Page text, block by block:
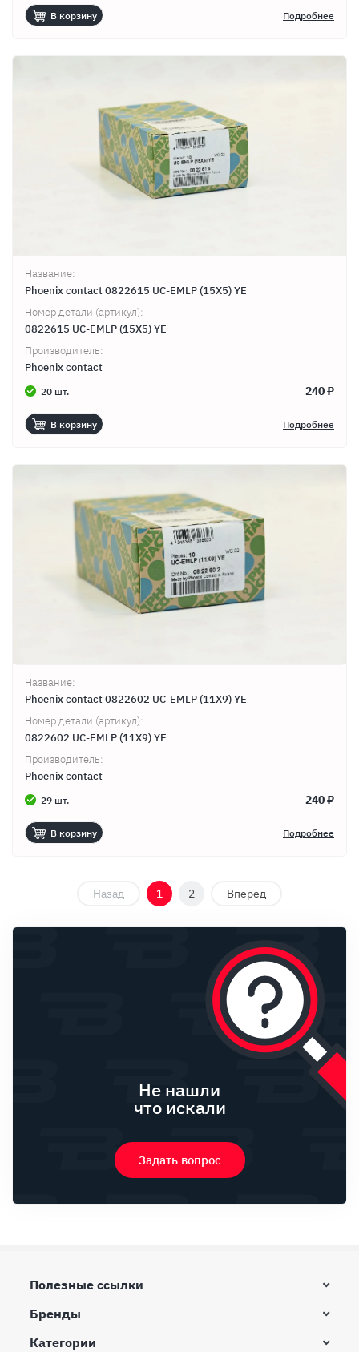
В корзину Подробнее
Название:
Phoenix contact 0822615 UC-EMLP (15X5) YE
Номер детали (артикул):
0822615 UC-EMLP (15X5) YE
Производитель:
Phoenix contact
20 шт. 240 ₽
В корзину Подробнее
Название:
Phoenix contact 0822602 UC-EMLP (11X9) YE
Номер детали (артикул):
0822602 UC-EMLP (11X9) YE
Производитель:
Phoenix contact
29 шт. 240 ₽
В корзину Подробнее
Назад 1 2 Вперед
Не нашли
что искали
Задать вопрос
Полезные ссылки
Бренды
Категории